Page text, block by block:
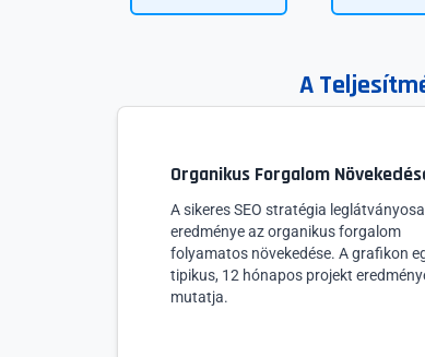
A
Organikus Forgalom
A sikeres SEO stratégia
eredménye az organikus forgalom
folyamatos növekedése. A grafikon
tipikus, 12 hónapos projekt
mutatja.